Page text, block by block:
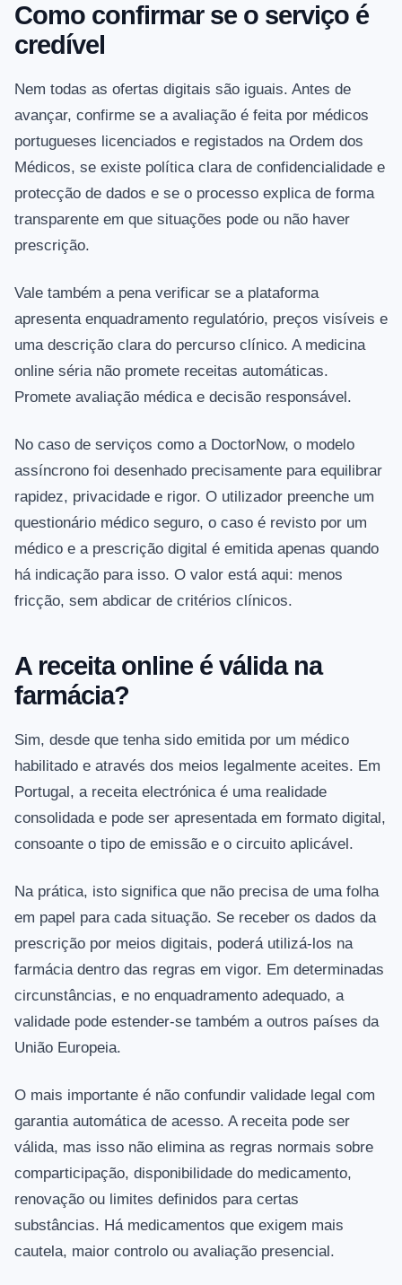
Como confirmar se o serviço é
credível
Nem todas as ofertas digitais são iguais. Antes de
avançar, confirme se a avaliação é feita por médicos
portugueses licenciados e registados na Ordem dos
Médicos, se existe política clara de confidencialidade e
protecção de dados e se o processo explica de forma
transparente em que situações pode ou não haver
prescrição.
Vale também a pena verificar se a plataforma
apresenta enquadramento regulatório, preços visíveis e
uma descrição clara do percurso clínico. A medicina
online séria não promete receitas automáticas.
Promete avaliação médica e decisão responsável.
No caso de serviços como a DoctorNow, o modelo
assíncrono foi desenhado precisamente para equilibrar
rapidez, privacidade e rigor. O utilizador preenche um
questionário médico seguro, o caso é revisto por um
médico e a prescrição digital é emitida apenas quando
há indicação para isso. O valor está aqui: menos
fricção, sem abdicar de critérios clínicos.
A receita online é válida na
farmácia?
Sim, desde que tenha sido emitida por um médico
habilitado e através dos meios legalmente aceites. Em
Portugal, a receita electrónica é uma realidade
consolidada e pode ser apresentada em formato digital,
consoante o tipo de emissão e o circuito aplicável.
Na prática, isto significa que não precisa de uma folha
em papel para cada situação. Se receber os dados da
prescrição por meios digitais, poderá utilizá‑los na
farmácia dentro das regras em vigor. Em determinadas
circunstâncias, e no enquadramento adequado, a
validade pode estender‑se também a outros países da
União Europeia.
O mais importante é não confundir validade legal com
garantia automática de acesso. A receita pode ser
válida, mas isso não elimina as regras normais sobre
comparticipação, disponibilidade do medicamento,
renovação ou limites definidos para certas
substâncias. Há medicamentos que exigem mais
cautela, maior controlo ou avaliação presencial.